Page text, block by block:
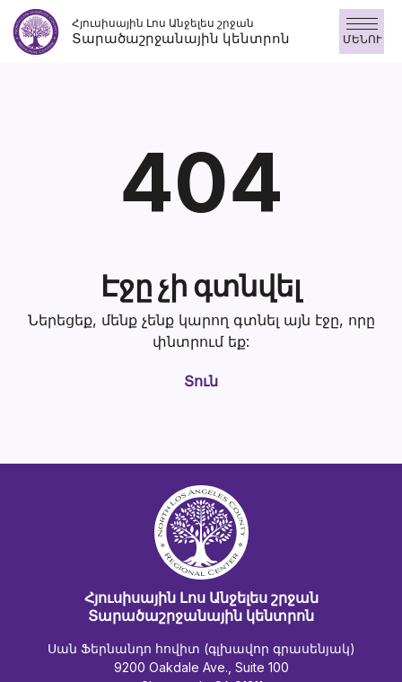
Անցնել
բովանդակությանըՀյուսիսային Լոս Անջելես շրջան
Տարածաշրջանային կենտրոն ՄԵՆՈՒ
404
Էջը չի գտնվել
Ներեցեք, մենք չենք կարող գտնել այն էջը, որը
փնտրում եք:
Տուն
Հյուսիսային Լոս Անջելես շրջան
Տարածաշրջանային կենտրոն
Սան Ֆերնանդո հովիտ (գլխավոր գրասենյակ)
9200 Oakdale Ave., Suite 100